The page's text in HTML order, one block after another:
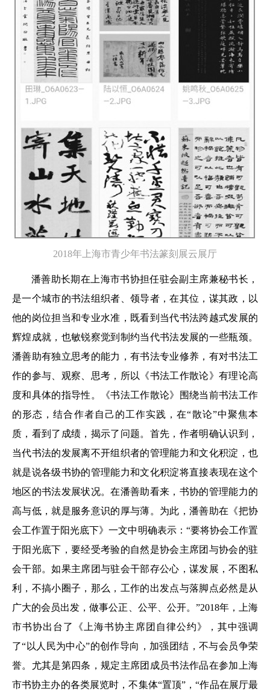
2018年上海市青少年书法篆刻展云展厅
潘善助长期在上海市书协担任驻会副主席兼秘书长，
是一个城市的书法组织者、领导者，在其位，谋其政，以
他的岗位担当和专业水准，既看到当代书法跨越式发展的
辉煌成就，也敏锐察觉到制约当代书法发展的一些瓶颈。
潘善助有独立思考的能力，有书法专业修养，有对书法工
作的参与、观察、思考，所以《书法工作散论》有理论高
度和具体的指导性。《书法工作散论》围绕当前书法工作
的形态，结合作者自己的工作实践，在“散论”中聚焦本
质，看到了成绩，揭示了问题。首先，作者明确认识到，
当代书法的发展离不开组织者的管理能力和文化积淀，也
就是说各级书协的管理能力和文化积淀将直接表现在这个
地区的书法发展状况。在潘善助看来，书协的管理能力的
高与低，就是服务意识的厚与薄。为此，潘善助在《把协
会工作置于阳光底下》一文中明确表示：“要将协会工作置
于阳光底下，要经受考验的自然是协会主席团与协会的驻
会干部。如果主席团与驻会干部存公心，谋发展，不图私
利，不搞小圈子，那么，工作的出发点与落脚点必然是从
广大的会员出发，做事公正、公平、公开。”2018年，上海
市书协出台了《上海书协主席团自律公约》，其中强调
了“以人民为中心”的创作导向，加强团结，不与会员争荣
誉。尤其是第四条，规定主席团成员书法作品在参加上海
市书协主办的各类展览时，不集体“置顶”，“作品在展厅最